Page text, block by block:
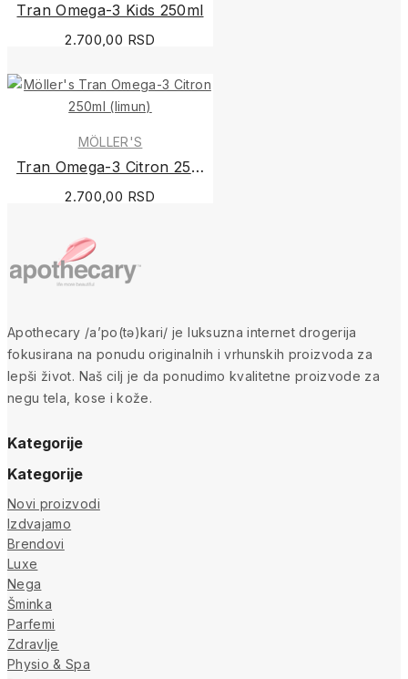
Tran Omega-3 Kids 250ml
2.700,00 RSD
MÖLLER'S
Tran Omega-3 Citron 250ml (limun)
2.700,00 RSD
Apothecary /a’po(tə)kari/ je luksuzna internet drogerija
fokusirana na ponudu originalnih i vrhunskih proizvoda za
lepši život. Naš cilj je da ponudimo kvalitetne proizvode za
negu tela, kose i kože.
Kategorije
Kategorije
Novi proizvodi
Izdvajamo
Brendovi
Luxe
Nega
Šminka
Parfemi
Zdravlje
Physio & Spa